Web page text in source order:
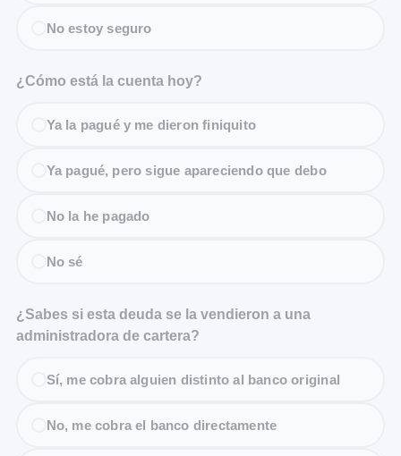
No estoy seguro
¿Cómo está la cuenta hoy?
Ya la pagué y me dieron finiquito
Ya pagué, pero sigue apareciendo que debo
No la he pagado
No sé
¿Sabes si esta deuda se la vendieron a una
administradora de cartera?
Sí, me cobra alguien distinto al banco original
No, me cobra el banco directamente